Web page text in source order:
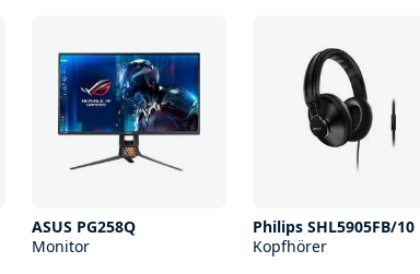
ASUS PG258Q
Monitor
Philips SHL5905FB/10
Kopfhörer